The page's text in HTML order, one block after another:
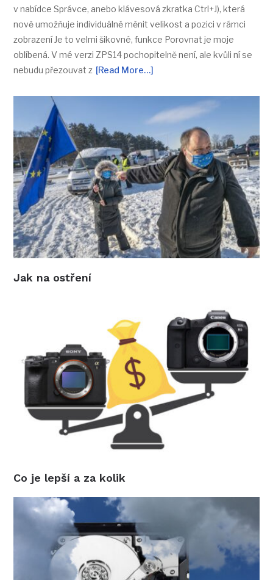
v nabídce Správce, anebo klávesová zkratka Ctrl+J), která
nově umožňuje individuálně měnit velikost a pozici v rámci
zobrazení Je to velmi šikovné, funkce Porovnat je moje
oblíbená. V mé verzi ZPS14 pochopitelně není, ale kvůli ní se
nebudu přezouvat z [Read More…]
Jak na ostření
Co je lepší a za kolik